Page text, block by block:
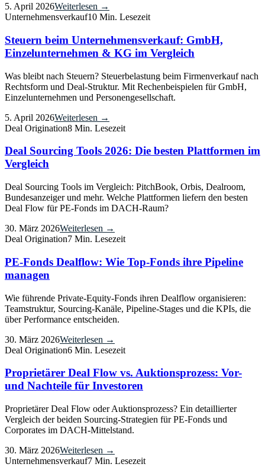
5. April 2026Weiterlesen →
Unternehmensverkauf10 Min. Lesezeit
Steuern beim Unternehmensverkauf: GmbH,
Einzelunternehmen & KG im Vergleich
Was bleibt nach Steuern? Steuerbelastung beim Firmenverkauf nach
Rechtsform und Deal-Struktur. Mit Rechenbeispielen für GmbH,
Einzelunternehmen und Personengesellschaft.
5. April 2026Weiterlesen →
Deal Origination8 Min. Lesezeit
Deal Sourcing Tools 2026: Die besten Plattformen im
Vergleich
Deal Sourcing Tools im Vergleich: PitchBook, Orbis, Dealroom,
Bundesanzeiger und mehr. Welche Plattformen liefern den besten
Deal Flow für PE-Fonds im DACH-Raum?
30. März 2026Weiterlesen →
Deal Origination7 Min. Lesezeit
PE-Fonds Dealflow: Wie Top-Fonds ihre Pipeline
managen
Wie führende Private-Equity-Fonds ihren Dealflow organisieren:
Teamstruktur, Sourcing-Kanäle, Pipeline-Stages und die KPIs, die
über Performance entscheiden.
30. März 2026Weiterlesen →
Deal Origination6 Min. Lesezeit
Proprietärer Deal Flow vs. Auktionsprozess: Vor-
und Nachteile für Investoren
Proprietärer Deal Flow oder Auktionsprozess? Ein detaillierter
Vergleich der beiden Sourcing-Strategien für PE-Fonds und
Corporates im DACH-Mittelstand.
30. März 2026Weiterlesen →
Unternehmensverkauf7 Min. Lesezeit